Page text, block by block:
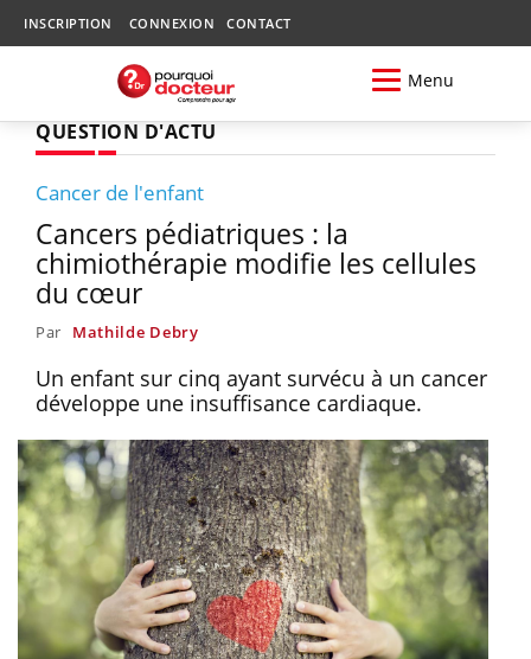
INSCRIPTION CONNEXION CONTACT
Menu
QUESTION D'ACTU
Cancer de l'enfant
Cancers pédiatriques : la
chimiothérapie modifie les cellules
du cœur
Par Mathilde Debry
Un enfant sur cinq ayant survécu à un cancer
développe une insuffisance cardiaque.